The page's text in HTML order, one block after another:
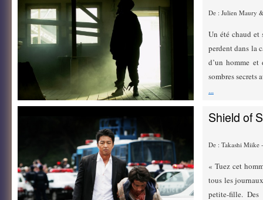
De : Julien Maury
Un été chaud et
perdent dans la
d’un homme
sombres secrets
...
Shield of
De : Takashi Miike
« Tuez cet
tous les
petite-fille. Des